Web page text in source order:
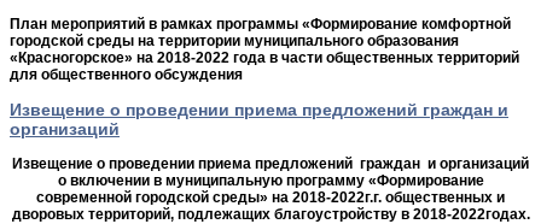
План мероприятий в рамках программы «Формирование комфортной
городской среды на территории муниципального образования
«Красногорское» на 2018-2022 года в части общественных территорий
для общественного обсуждения
Извещение о проведении приема предложений граждан и
организаций
Извещение о проведении приема предложений граждан и организаций
о включении в муниципальную программу «Формирование
современной городской среды» на 2018-2022г.г. общественных и
дворовых территорий, подлежащих благоустройству в 2018-2022годах.